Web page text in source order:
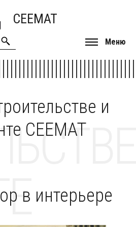
CEEMAT
Меню
и
CEEMAT
в интерьере